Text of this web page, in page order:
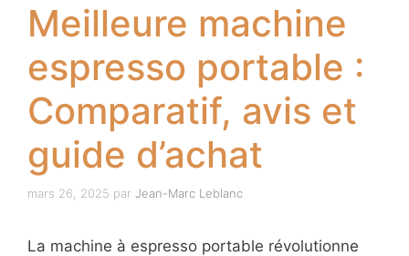
Meilleure machine
espresso portable :
Comparatif, avis et
guide d’achat
mars 26, 2025 par Jean-Marc Leblanc
La machine à espresso portable révolutionne